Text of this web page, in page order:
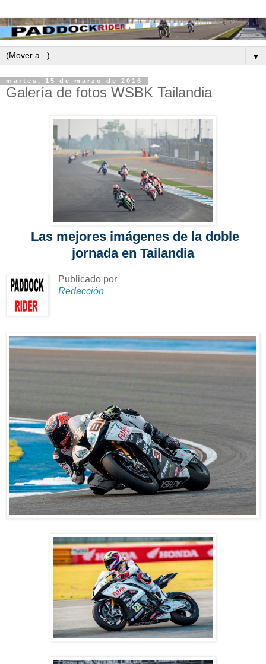
▼
martes, 15 de marzo de 2016
Galería de fotos WSBK Tailandia
Las mejores imágenes de la doble
jornada en Tailandia
Publicado por
Redacción